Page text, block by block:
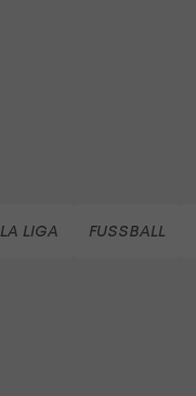
LA LIGA FUSSBALL